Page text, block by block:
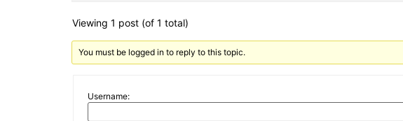
Viewing 1 post (of 1 total)
You must be logged in to reply to this topic.
Username: